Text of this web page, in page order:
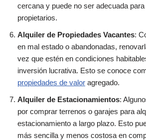
cercana y puede no ser adecuada
propietarios.
Alquiler de Propiedades Vacantes:
en mal estado o abandonadas,
vez que estén en condiciones
inversión lucrativa. Esto se conoce
propiedades de valor agregado.
Alquiler de Estacionamientos:
por comprar terrenos o garajes para
estacionamiento a largo plazo. Esto
más sencilla y menos costosa en